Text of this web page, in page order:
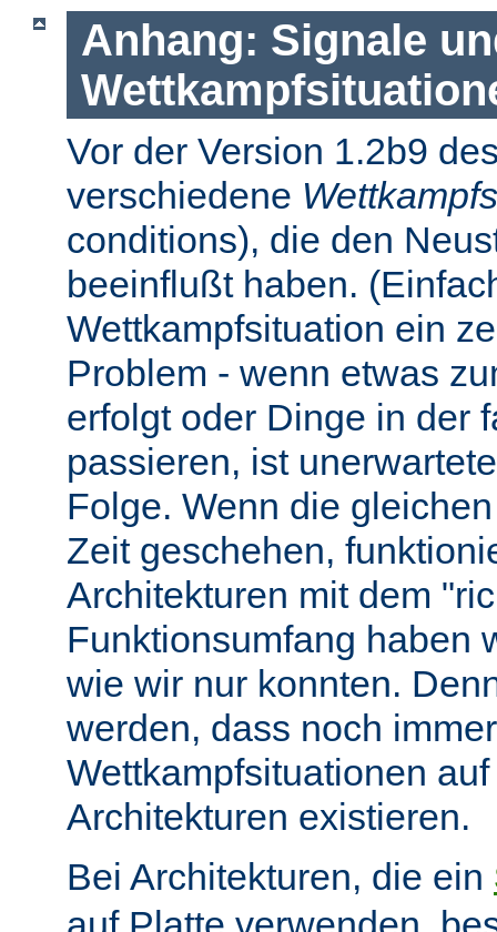
Anhang: Signale
Vor der Version 1.2b9
verschiedene
conditions), die den
beeinflußt haben.
Wettkampfsituation ein
Problem - wenn etwas
erfolgt oder Dinge in der
passieren, ist
Folge. Wenn die
Zeit geschehen,
Architekturen mit dem
Funktionsumfang haben
wie wir nur konnten.
werden, dass noch immer
Wettkampfsituationen
Architekturen existieren.
Bei Architekturen, die ein